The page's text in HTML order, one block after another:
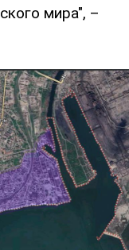
мира", –